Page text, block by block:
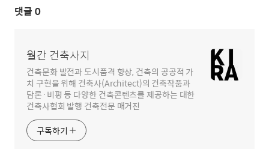
댓글 0
월간 건축사지
건축문화 발전과 도시품격 향상, 건축의 공공적 가
치 구현을 위해 건축사(Architect)의 건축작품과
담론·비평 등 다양한 건축콘텐츠를 제공하는 대한
건축사협회 발행 건축전문 매거진
구독하기